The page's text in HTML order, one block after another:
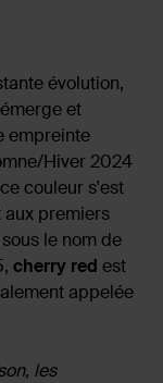
évolution,
et
empreinte
Hiver 2024
couleur s'est
aux premiers
le nom de
cherry red est
appelée
les